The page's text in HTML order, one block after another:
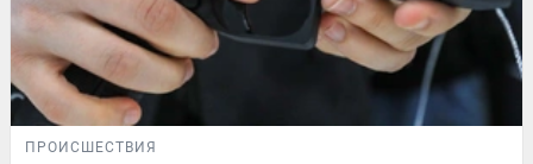
ПРОИСШЕСТВИЯ